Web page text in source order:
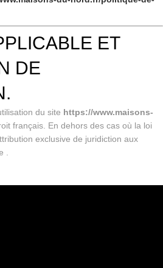
ET
DE
du site https://www.maisons-
français. En dehors des cas où la loi
exclusive de juridiction aux